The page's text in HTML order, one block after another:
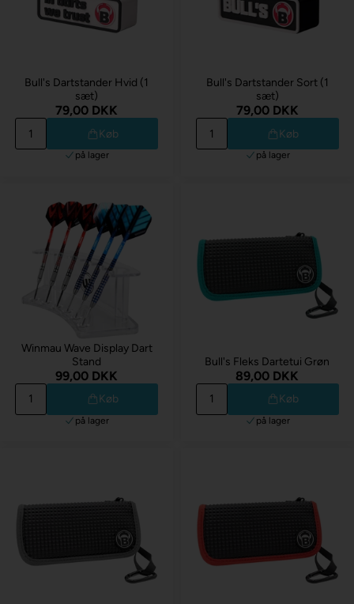
Bull's Dartstander Hvid (1
sæt)
79,00 DKK
Køb
på lager
Bull's Dartstander Sort (1
sæt)
79,00 DKK
Køb
på lager
Winmau Wave Display Dart
Stand
99,00 DKK
Køb
på lager
Bull's Fleks Dartetui Grøn
89,00 DKK
Køb
på lager